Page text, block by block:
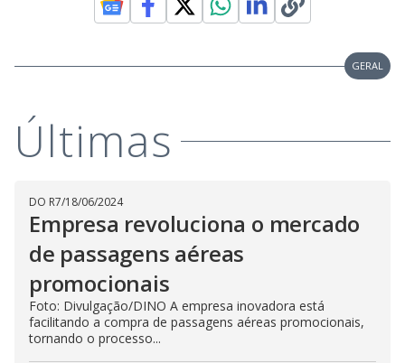
GERAL
Últimas
DO R7/18/06/2024
Empresa revoluciona o mercado
de passagens aéreas
promocionais
Foto: Divulgação/DINO A empresa inovadora está
facilitando a compra de passagens aéreas promocionais,
tornando o processo...